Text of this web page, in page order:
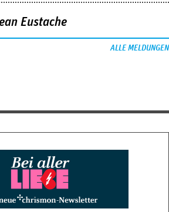
Eustache
ALLE MELDUNGEN